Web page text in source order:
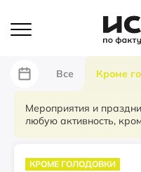
Все Кроме
Мероприятия и
любую активность,
КРОМЕ ГОЛОДОВКИ